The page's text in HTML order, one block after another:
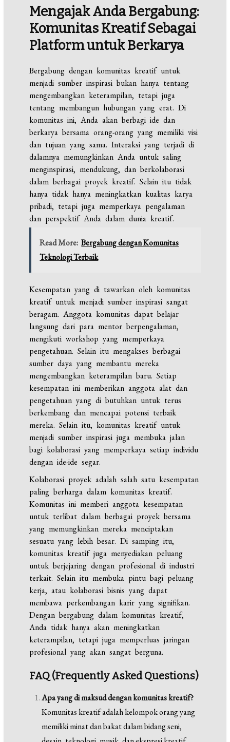
Mengajak Anda Bergabung:
Komunitas Kreatif Sebagai
Platform untuk Berkarya
Bergabung dengan komunitas kreatif untuk
menjadi sumber inspirasi bukan hanya tentang
mengembangkan keterampilan, tetapi juga
tentang membangun hubungan yang erat. Di
komunitas ini, Anda akan berbagi ide dan
berkarya bersama orang-orang yang memiliki visi
dan tujuan yang sama. Interaksi yang terjadi di
dalamnya memungkinkan Anda untuk saling
menginspirasi, mendukung, dan berkolaborasi
dalam berbagai proyek kreatif. Selain itu tidak
hanya tidak hanya meningkatkan kualitas karya
pribadi, tetapi juga memperkaya pengalaman
dan perspektif Anda dalam dunia kreatif.
Read More: Bergabung dengan Komunitas
Teknologi Terbaik
Kesempatan yang di tawarkan oleh komunitas
kreatif untuk menjadi sumber inspirasi sangat
beragam. Anggota komunitas dapat belajar
langsung dari para mentor berpengalaman,
mengikuti workshop yang memperkaya
pengetahuan. Selain itu mengakses berbagai
sumber daya yang membantu mereka
mengembangkan keterampilan baru. Setiap
kesempatan ini memberikan anggota alat dan
pengetahuan yang di butuhkan untuk terus
berkembang dan mencapai potensi terbaik
mereka. Selain itu, komunitas kreatif untuk
menjadi sumber inspirasi juga membuka jalan
bagi kolaborasi yang memperkaya setiap individu
dengan ide-ide segar.
Kolaborasi proyek adalah salah satu kesempatan
paling berharga dalam komunitas kreatif.
Komunitas ini memberi anggota kesempatan
untuk terlibat dalam berbagai proyek bersama
yang memungkinkan mereka menciptakan
sesuatu yang lebih besar. Di samping itu,
komunitas kreatif juga menyediakan peluang
untuk berjejaring dengan profesional di industri
terkait. Selain itu membuka pintu bagi peluang
kerja, atau kolaborasi bisnis yang dapat
membawa perkembangan karir yang signifikan.
Dengan bergabung dalam komunitas kreatif,
Anda tidak hanya akan meningkatkan
keterampilan, tetapi juga memperluas jaringan
profesional yang akan sangat berguna.
FAQ (Frequently Asked Questions)
Apa yang di maksud dengan komunitas kreatif?
Komunitas kreatif adalah kelompok orang yang
memiliki minat dan bakat dalam bidang seni,